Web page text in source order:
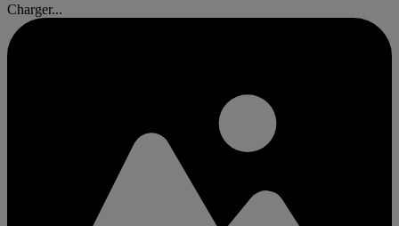
Charger...